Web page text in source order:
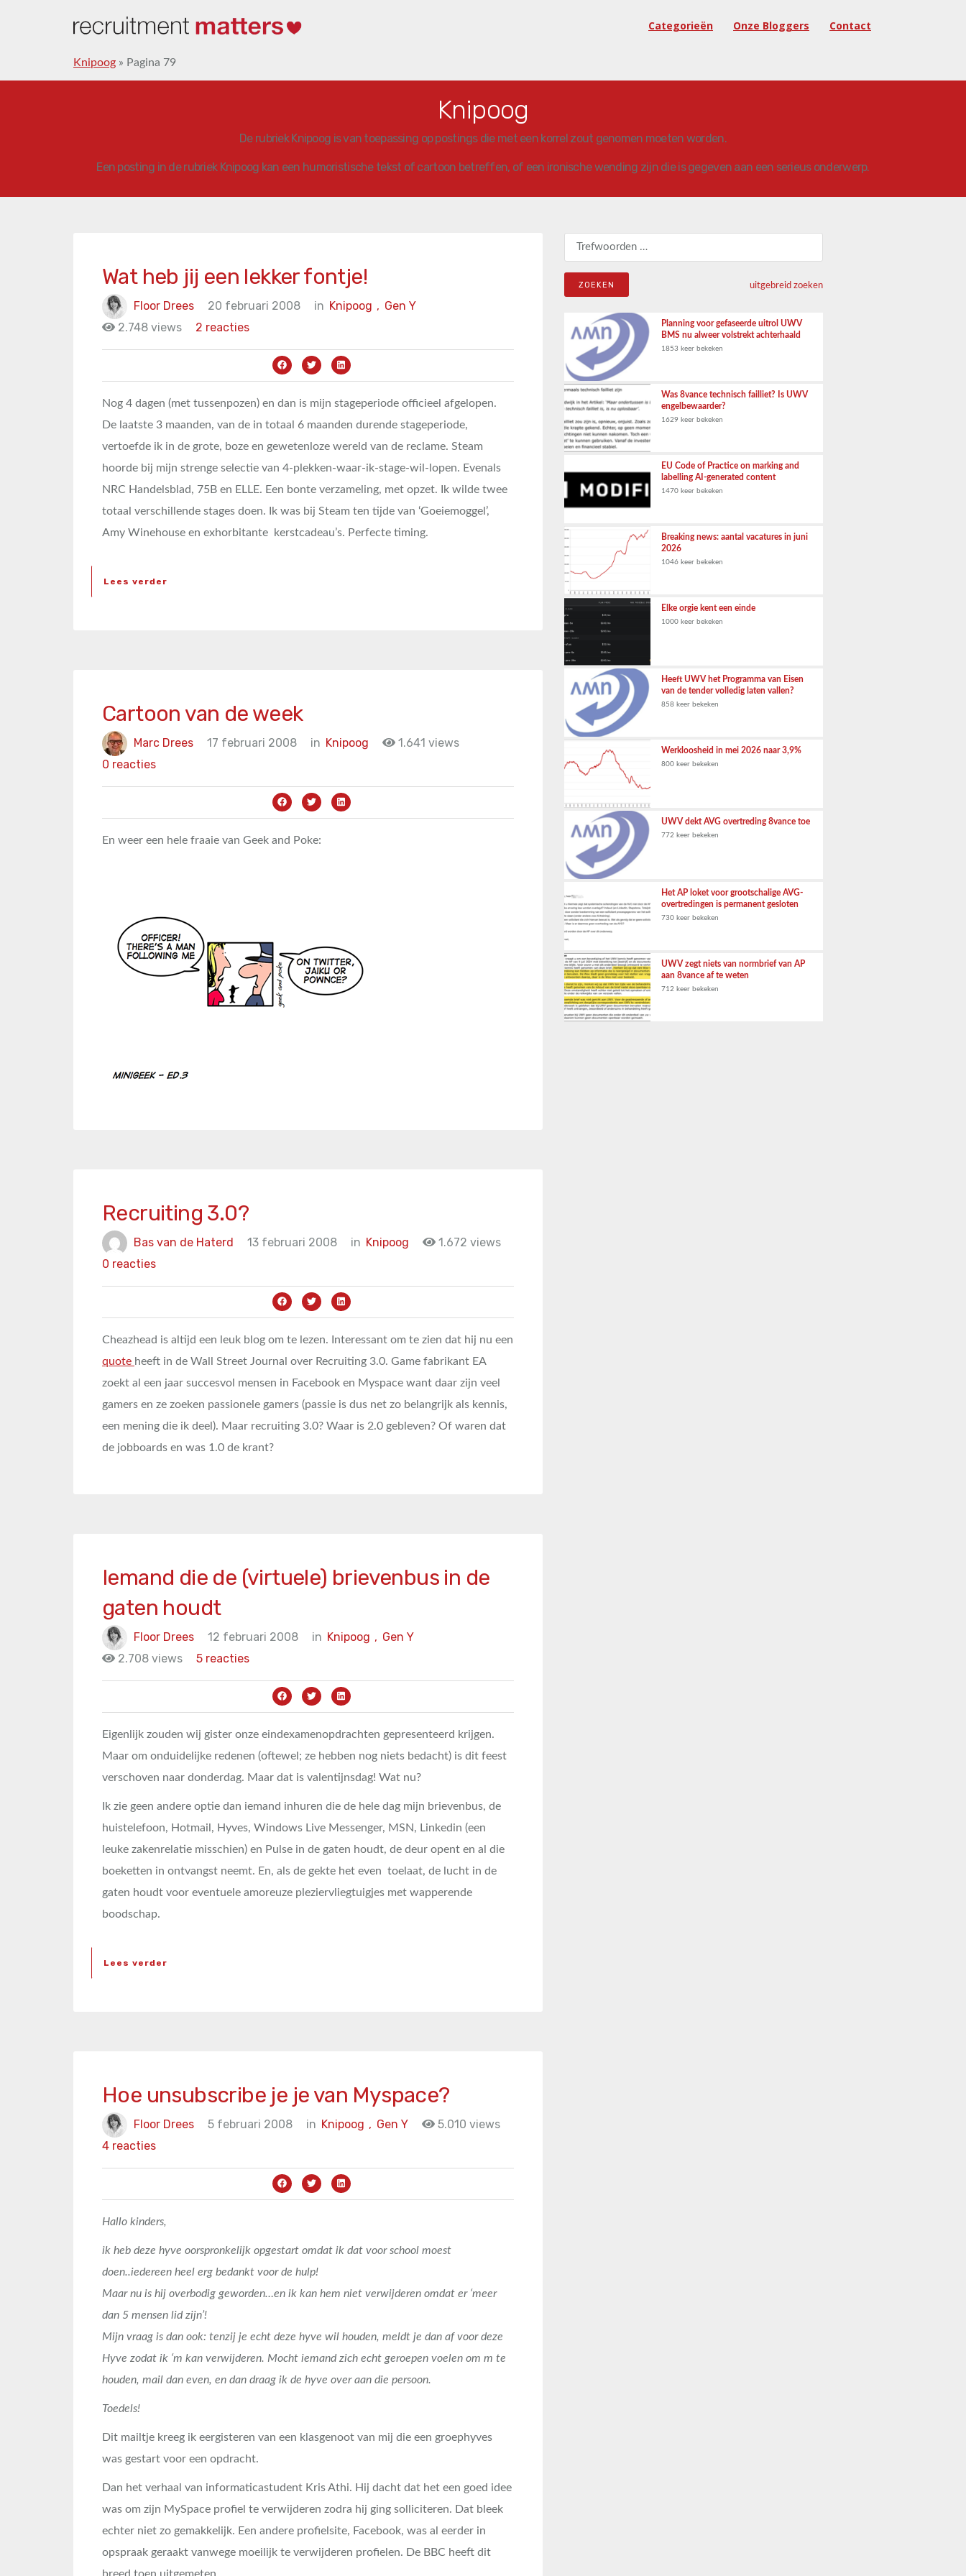
Categorieën Onze Bloggers Contact
Knipoog » Pagina 79
Knipoog
De rubriek Knipoog is van toepassing op postings die met een korrel zout genomen moeten worden.
Een posting in de rubriek Knipoog kan een humoristische tekst of cartoon betreffen, of een ironische wending zijn die is gegeven aan een serieus onderwerp.
Wat heb jij een lekker fontje!
Floor Drees 20 februari 2008 in Gen Y
Knipoog ,
2.748 views
2 reacties
Nog 4 dagen (met tussenpozen) en dan is mijn stageperiode officieel afgelopen.
De laatste 3 maanden, van de in totaal 6 maanden durende stageperiode,
vertoefde ik in de grote, boze en gewetenloze wereld van de reclame. Steam
hoorde bij mijn strenge selectie van 4-plekken-waar-ik-stage-wil-lopen. Evenals
NRC Handelsblad, 75B en ELLE. Een bonte verzameling, met opzet. Ik wilde twee
totaal verschillende stages doen. Ik was bij Steam ten tijde van ‘Goeiemoggel’,
Amy Winehouse en exhorbitante kerstcadeau’s. Perfecte timing.
Lees verder
Cartoon van de week
Marc Drees 17 februari 2008 in Knipoog
1.641 views
0 reacties
En weer een hele fraaie van Geek and Poke:
Recruiting 3.0?
Bas van de Haterd 13 februari 2008 in Knipoog
1.672 views
0 reacties
Cheazhead is altijd een leuk blog om te lezen. Interessant om te zien dat hij nu een
quote heeft in de Wall Street Journal over Recruiting 3.0. Game fabrikant EA
zoekt al een jaar succesvol mensen in Facebook en Myspace want daar zijn veel
gamers en ze zoeken passionele gamers (passie is dus net zo belangrijk als kennis,
een mening die ik deel). Maar recruiting 3.0? Waar is 2.0 gebleven? Of waren dat
de jobboards en was 1.0 de krant?
Iemand die de (virtuele) brievenbus in de
gaten houdt
Floor Drees 12 februari 2008 in Gen Y
Knipoog ,
2.708 views
5 reacties
Eigenlijk zouden wij gister onze eindexamenopdrachten gepresenteerd krijgen.
Maar om onduidelijke redenen (oftewel; ze hebben nog niets bedacht) is dit feest
verschoven naar donderdag. Maar dat is valentijnsdag! Wat nu?
Ik zie geen andere optie dan iemand inhuren die de hele dag mijn brievenbus, de
huistelefoon, Hotmail, Hyves, Windows Live Messenger, MSN, Linkedin (een
leuke zakenrelatie misschien) en Pulse in de gaten houdt, de deur opent en al die
boeketten in ontvangst neemt. En, als de gekte het even toelaat, de lucht in de
gaten houdt voor eventuele amoreuze pleziervliegtuigjes met wapperende
boodschap.
Lees verder
Hoe unsubscribe je je van Myspace?
Floor Drees 5 februari 2008 in Gen Y
Knipoog ,
5.010 views
4 reacties
Hallo kinders,
ik heb deze hyve oorspronkelijk opgestart omdat ik dat voor school moest
doen..iedereen heel erg bedankt voor de hulp!
Maar nu is hij overbodig geworden…en ik kan hem niet verwijderen omdat er ‘meer
dan 5 mensen lid zijn’!
Mijn vraag is dan ook: tenzij je echt deze hyve wil houden, meldt je dan af voor deze
Hyve zodat ik ‘m kan verwijderen. Mocht iemand zich echt geroepen voelen om m te
houden, mail dan even, en dan draag ik de hyve over aan die persoon.
Toedels!
Dit mailtje kreeg ik eergisteren van een klasgenoot van mij die een groephyves
was gestart voor een opdracht.
Dan het verhaal van informaticastudent Kris Athi. Hij dacht dat het een goed idee
was om zijn MySpace profiel te verwijderen zodra hij ging solliciteren. Dat bleek
echter niet zo gemakkelijk. Een andere profielsite, Facebook, was al eerder in
opspraak geraakt vanwege moeilijk te verwijderen profielen. De BBC heeft dit
Zoeken naar:
uitgebreid zoeken
Planning voor gefaseerde uitrol UWV
BMS nu alweer volstrekt achterhaald
1853 keer bekeken
Was 8vance technisch failliet? Is UWV
engelbewaarder?
1629 keer bekeken
EU Code of Practice on marking and
labelling AI-generated content
1470 keer bekeken
Breaking news: aantal vacatures in juni
2026
1046 keer bekeken
Elke orgie kent een einde
1000 keer bekeken
Heeft UWV het Programma van Eisen
van de tender volledig laten vallen?
858 keer bekeken
Werkloosheid in mei 2026 naar 3,9%
800 keer bekeken
UWV dekt AVG overtreding 8vance toe
772 keer bekeken
Het AP loket voor grootschalige AVG-
overtredingen is permanent gesloten
730 keer bekeken
UWV zegt niets van normbrief van AP
aan 8vance af te weten
712 keer bekeken